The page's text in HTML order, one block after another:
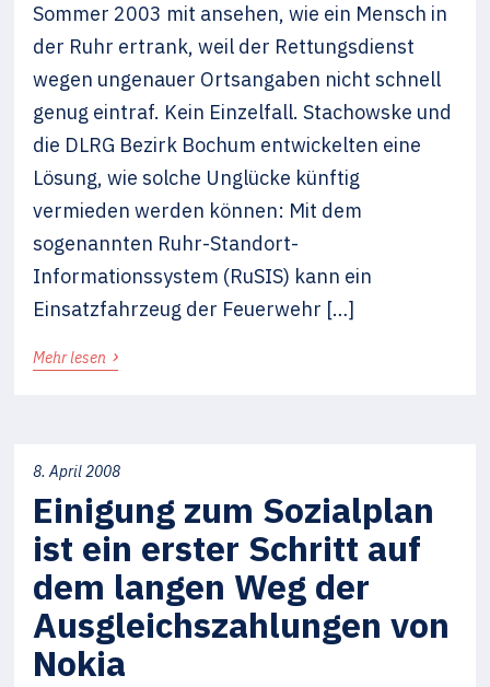
Sommer 2003 mit ansehen, wie ein Mensch in
der Ruhr ertrank, weil der Rettungsdienst
wegen ungenauer Ortsangaben nicht schnell
genug eintraf. Kein Einzelfall. Stachowske und
die DLRG Bezirk Bochum entwickelten eine
Lösung, wie solche Unglücke künftig
vermieden werden können: Mit dem
sogenannten Ruhr-Standort-
Informationssystem (RuSIS) kann ein
Einsatzfahrzeug der Feuerwehr […]
Mehr lesen ›
8. April 2008
Einigung zum Sozialplan
ist ein erster Schritt auf
dem langen Weg der
Ausgleichszahlungen von
Nokia